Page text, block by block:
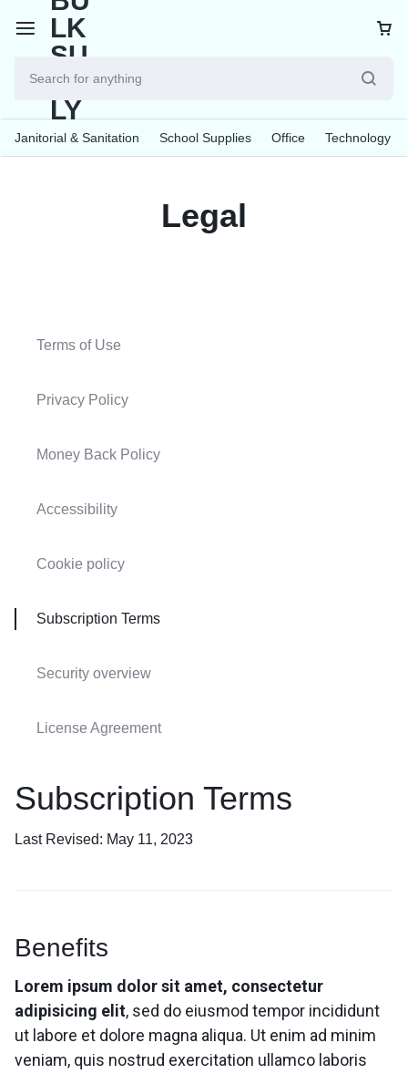
Janitorial & Sanitation School Supplies Office Technology
Legal
Terms of Use
Privacy Policy
Money Back Policy
Accessibility
Cookie policy
Subscription Terms
Security overview
License Agreement
Subscription Terms
Last Revised: May 11, 2023
Benefits
Lorem ipsum dolor sit amet, consectetur
adipisicing elit, sed do eiusmod tempor incididunt
ut labore et dolore magna aliqua. Ut enim ad minim
veniam, quis nostrud exercitation ullamco laboris